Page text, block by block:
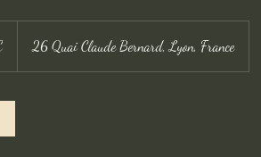
26 Quai Claude Bernard, Lyon, France